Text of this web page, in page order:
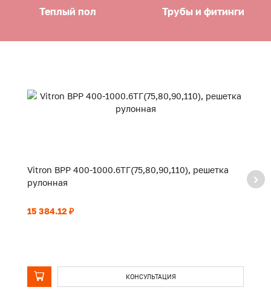
Теплый пол Трубы и фитинги
Vitron ВРР 400-1000.6ТГ(75,80,90,110), решетка
рулонная
15 384.12 ₽
КОНСУЛЬТАЦИЯ